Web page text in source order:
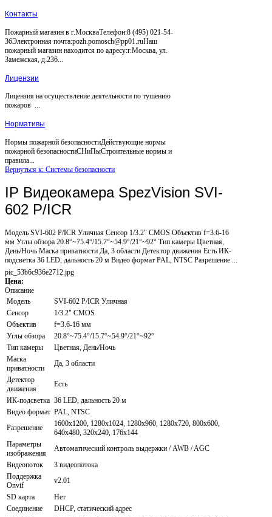
Контакты
Пожарный магазин в г.МоскваТелефон:8 (495) 021-54-
36Электронная почта:pozh.pomosch@pp01.ruНаш
пожарный магазин находится по адресу:г.Москва, ул.
Замежская, д.236...
Лицензии
Лицензия на осуществление деятельности по тушению
пожаров ...
Нормативы
Нормы пожарной безопасностиДействующие нормы
пожарной безопасностиСНиПыСтроительные нормы и
правила...
Вернуться к: Системы безопасности
IP Видеокамера SpezVision SVI-
602 P/ICR
Модель SVI-602 P/ICR Уличная Сенсор 1/3.2" CMOS Объектив f=3.6-16
мм Углы обзора 20.8°~75.4°/15.7°~54.9°/21°~92° Тип камеры Цветная,
День/Ночь Маска приватности Да, 3 области Детектор движения Есть ИК-
подсветка 36 LED, дальность 20 м Видео формат PAL, NTSC Разрешение ...
pic_53b6c936e2712.jpg
Цена:
Описание
Модель
SVI-602 P/ICR Уличная
Сенсор
1/3.2" CMOS
Объектив
f=3.6-16 мм
Углы обзора
20.8°~75.4°/15.7°~54.9°/21°~92°
Тип камеры
Цветная, День/Ночь
Маска
приватности
Да, 3 области
Детектор
движения
Есть
ИК-подсветка 36 LED, дальность 20 м
Видео формат PAL, NTSC
Разрешение
1600х1200, 1280х1024, 1280х960, 1280х720, 800х600,
640х480, 320х240, 176х144
Параметры
изображения
Автоматический контроль выдержки / AWB / AGC
Видеопоток
3 видеопотока
Поддержка
Onvif
v2.01
SD карта
Нет
Соединение
DHCP, статический адрес